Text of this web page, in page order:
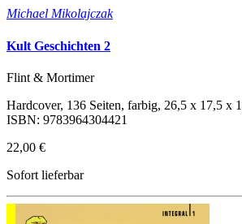
Michael Mikolajczak
Kult Geschichten 2
Flint & Mortimer
Hardcover, 136 Seiten, farbig, 26,5 x 17,5 x
ISBN: 9783964304421
22,00 €
Sofort lieferbar